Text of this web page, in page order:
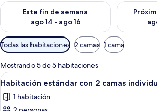
Este fin de semana
ago 14 - ago 16
Consulta la disponibilidad para este fin de
Consulta
Filtros
disponibles
para
las
habitaciones
Todas las habitaciones 2 camas 1 cama
Mostrando 5 de 5 habitaciones
Abrir
todas
las
Habitación
6
Habitación estándar con 2 camas
1 habitación